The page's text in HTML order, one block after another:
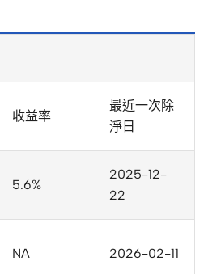
收益率
最近一次除
淨日
5.6%
2025-12-
22
NA 2026-02-11